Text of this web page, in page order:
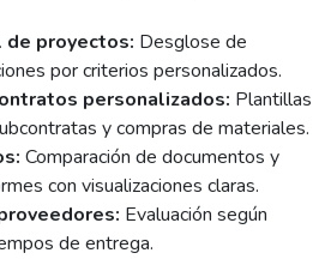
proyectos: Desglose de
por criterios personalizados.
personalizados: Plantillas
y compras de materiales.
Comparación de documentos y
con visualizaciones claras.
Evaluación según
de entrega.